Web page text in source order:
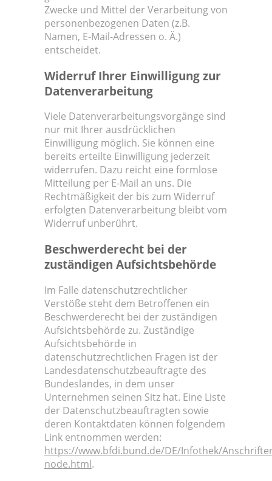
Zwecke und Mittel der Verarbeitung von
personenbezogenen Daten (z.B.
Namen, E-Mail-Adressen o. Ä.)
entscheidet.
Widerruf Ihrer Einwilligung zur
Datenverarbeitung
Viele Datenverarbeitungsvorgänge sind
nur mit Ihrer ausdrücklichen
Einwilligung möglich. Sie können eine
bereits erteilte Einwilligung jederzeit
widerrufen. Dazu reicht eine formlose
Mitteilung per E-Mail an uns. Die
Rechtmäßigkeit der bis zum Widerruf
erfolgten Datenverarbeitung bleibt vom
Widerruf unberührt.
Beschwerderecht bei der
zuständigen Aufsichtsbehörde
Im Falle datenschutzrechtlicher
Verstöße steht dem Betroffenen ein
Beschwerderecht bei der zuständigen
Aufsichtsbehörde zu. Zuständige
Aufsichtsbehörde in
datenschutzrechtlichen Fragen ist der
Landesdatenschutzbeauftragte des
Bundeslandes, in dem unser
Unternehmen seinen Sitz hat. Eine Liste
der Datenschutzbeauftragten sowie
deren Kontaktdaten können folgendem
Link entnommen werden:
https://www.bfdi.bund.de/DE/Infothek/
node.html.